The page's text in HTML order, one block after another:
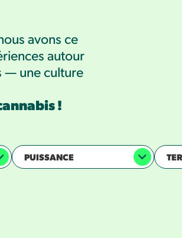
avons ce
autour
— une culture
!
PUISSANCE